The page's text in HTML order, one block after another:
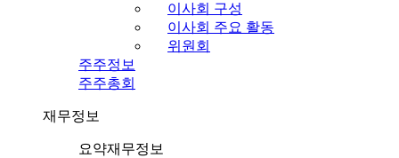
이사회 구성
이사회 주요 활동
위원회
주주정보
주주총회
재무정보
요약재무정보